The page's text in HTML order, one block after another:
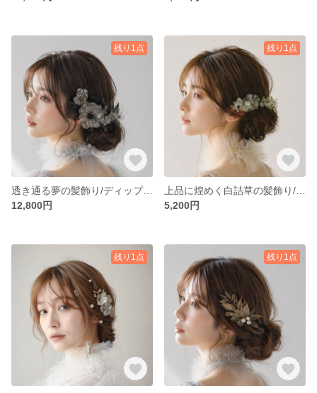
残り1点
透き通る夢の髪飾り/ディップアート アメリカンフラワー ヘッドドレス ヘアアクセサリー ブライダル ウェディング アートアクセサリー｛32｝
12,800円
残り1点
5,200円
残り1点 残り1点